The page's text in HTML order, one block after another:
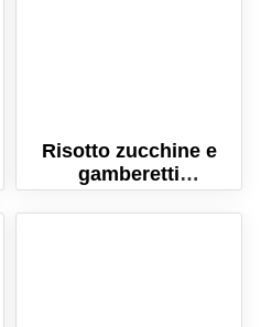
Risotto zucchine e
gamberetti
cremosissimo!